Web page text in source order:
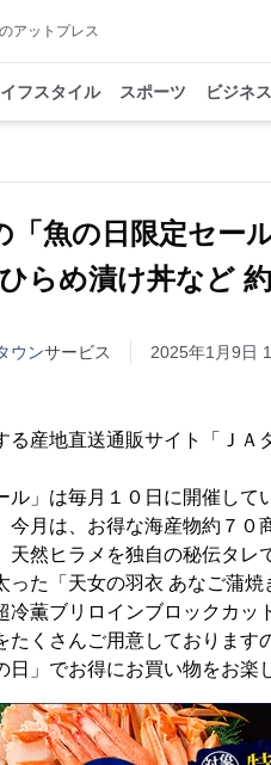
アットプレス
フスタイル スポーツ ビジネス
「魚の日限定セー
らめ漬け丼など
ウンサービス 2025年1月9日
産地直送通販サイト「ＪＡ
」は毎月１０日に開催して
今月は、お得な海産物約７０
然ヒラメを独自の秘伝タレ
った「天女の羽衣 あなご蒲
冷薫ブリロインブロックカッ
くさんご用意しております
日」でお得にお買い物をお楽